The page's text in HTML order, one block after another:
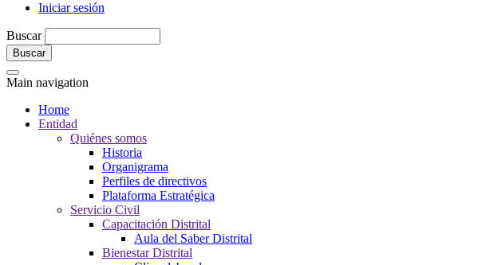
Iniciar sesión
Buscar
Main navigation
Home
Entidad
Quiénes somos
Historia
Organigrama
Perfiles de directivos
Plataforma Estratégica
Servicio Civil
Capacitación Distrital
Aula del Saber Distrital
Bienestar Distrital